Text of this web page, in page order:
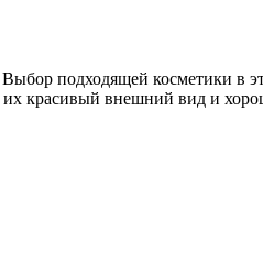
подходящей косметики в
красивый внешний вид и